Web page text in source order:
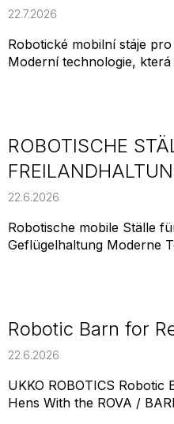
22.7.2026
Robotické mobilní stáje
Moderní technologie, která
ROBOTISCHE
22.6.2026
Robotische mobile Ställe
Geflügelhaltung Moderne
Robotic Barn for
22.6.2026
UKKO ROBOTICS
Hens With the ROVA /